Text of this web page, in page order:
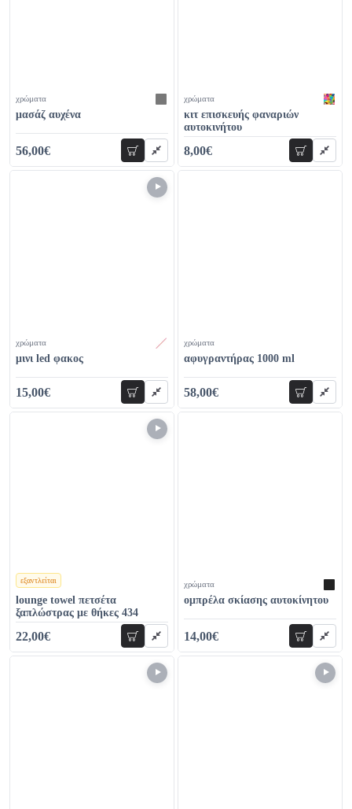
χρώματα
μασάζ αυχένα
56,00€ προσθήκη
χρώματα
κιτ επισκευής φαναριών
αυτοκινήτου
8,00€ προσθήκη
χρώματα
μινι led φακος
15,00€ προσθήκη
χρώματα
αφυγραντήρας 1000 ml
58,00€ προσθήκη
εξαντλείται
χρώματα
lounge towel πετσέτα
ξαπλώστρας με θήκες 434
22,00€ προσθήκη
χρώματα
ομπρέλα σκίασης αυτοκίνητου
14,00€ προσθήκη